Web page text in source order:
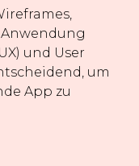
und User
um
App zu